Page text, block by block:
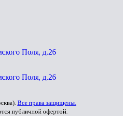
Поля, д.26
Поля, д.26
Все права защищены.
публичной офертой.